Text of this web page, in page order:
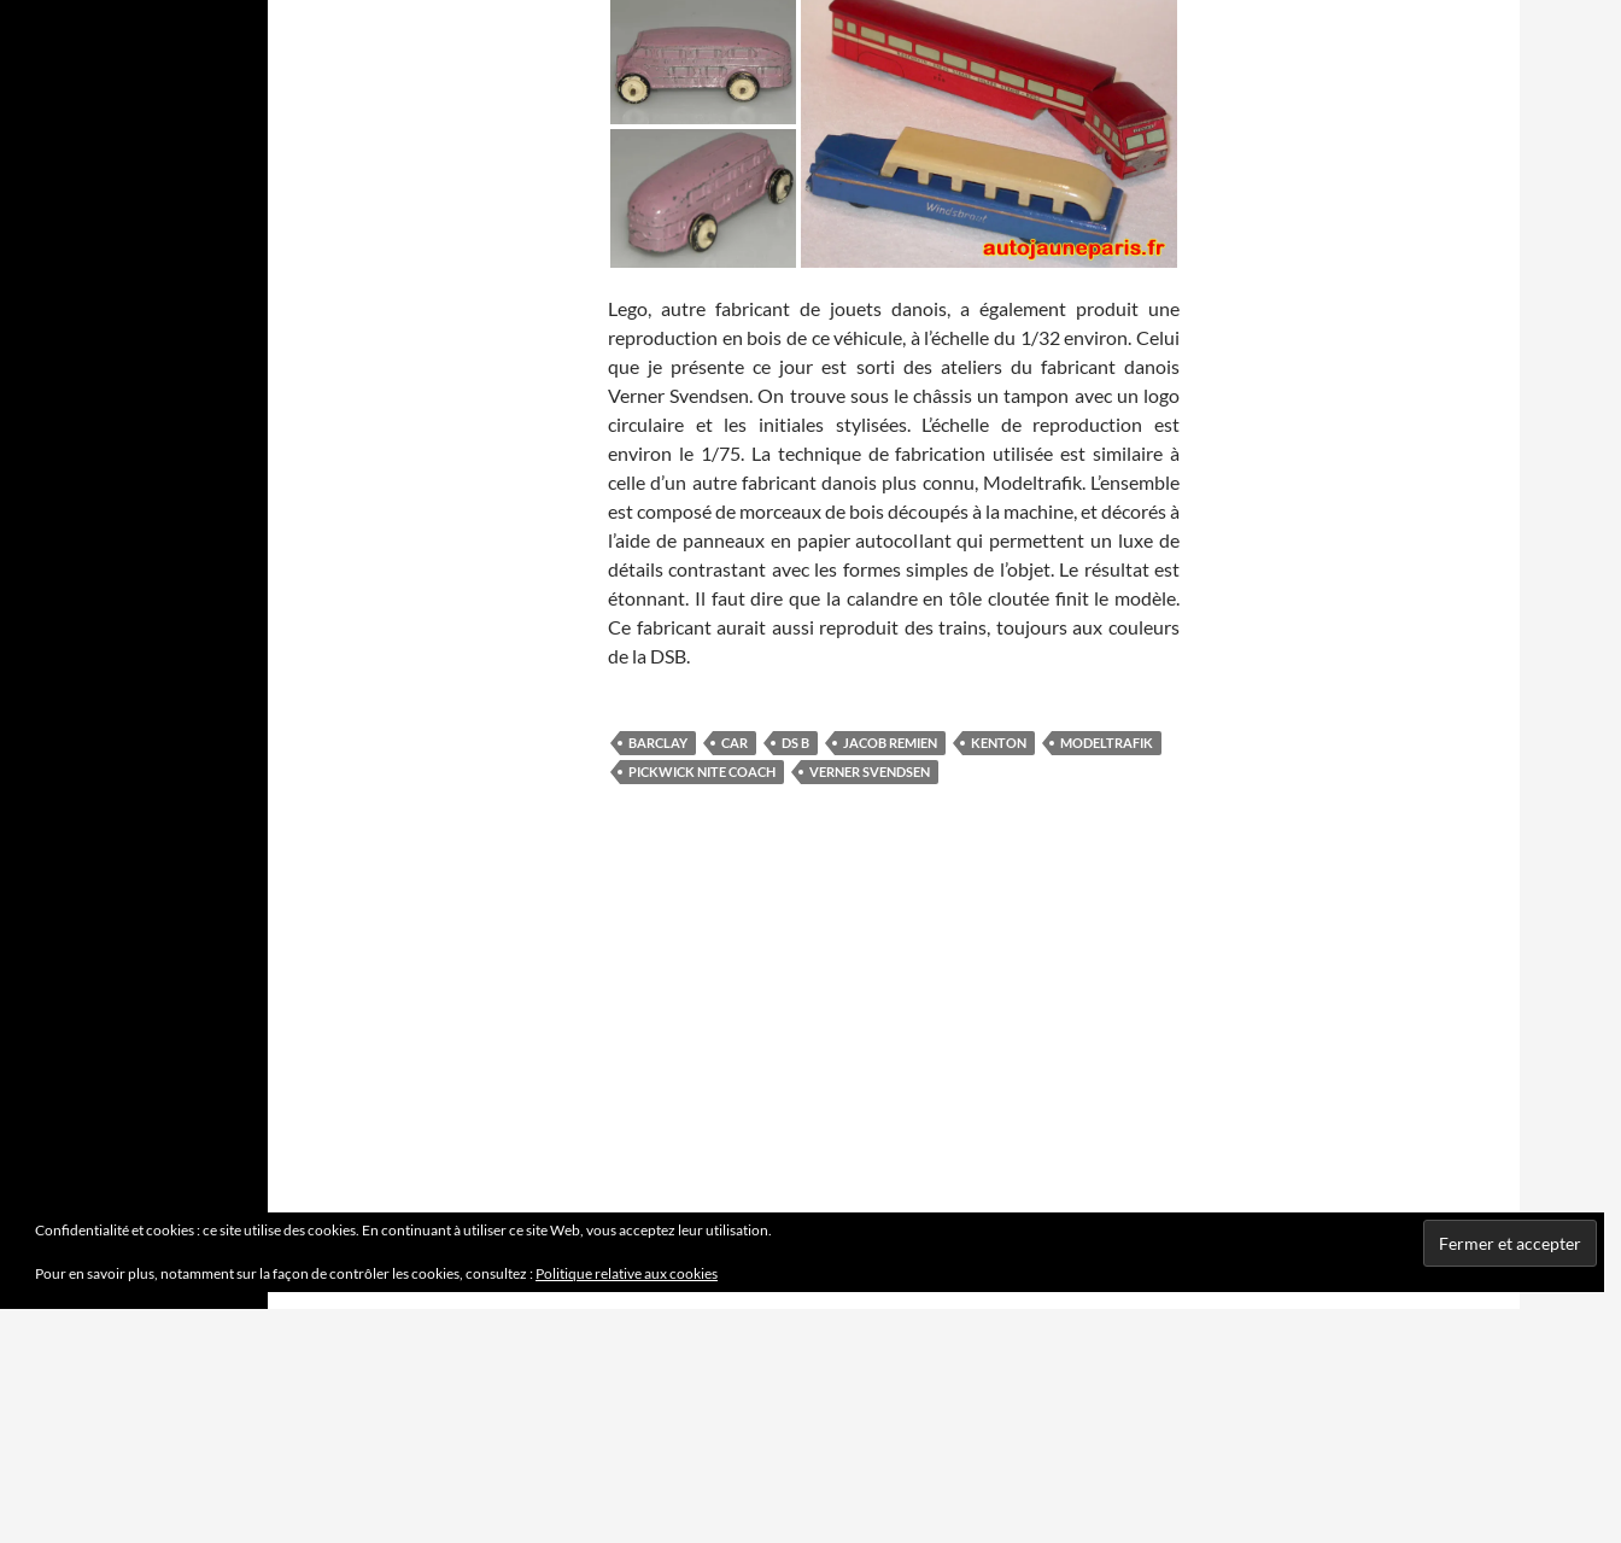
Lego, autre fabricant de jouets danois, a également produit une
reproduction en bois de ce véhicule, à l’échelle du 1/32 environ. Celui
que je présente ce jour est sorti des ateliers du fabricant danois
Verner Svendsen. On trouve sous le châssis un tampon avec un logo
circulaire et les initiales stylisées. L’échelle de reproduction est
environ le 1/75. La technique de fabrication utilisée est similaire à
celle d’un autre fabricant danois plus connu, Modeltrafik. L’ensemble
est composé de morceaux de bois découpés à la machine, et décorés à
l’aide de panneaux en papier autocollant qui permettent un luxe de
détails contrastant avec les formes simples de l’objet. Le résultat est
étonnant. Il faut dire que la calandre en tôle cloutée finit le modèle.
Ce fabricant aurait aussi reproduit des trains, toujours aux couleurs
de la DSB.
BARCLAY CAR DS B JACOB REMIEN KENTON
MODELTRAFIK
PICKWICK NITE COACH
VERNER SVENDSEN
Confidentialité et cookies : ce site utilise des cookies. En continuant à utiliser ce site Web, vous acceptez leur utilisation.
Pour en savoir plus, notamment sur la façon de contrôler les cookies, consultez : Politique relative aux cookies